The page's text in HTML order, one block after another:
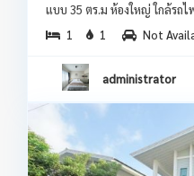
แบบ 35 ตร.ม ห้องใหญ่ ใกล้รถ
1
1 Not
administrator